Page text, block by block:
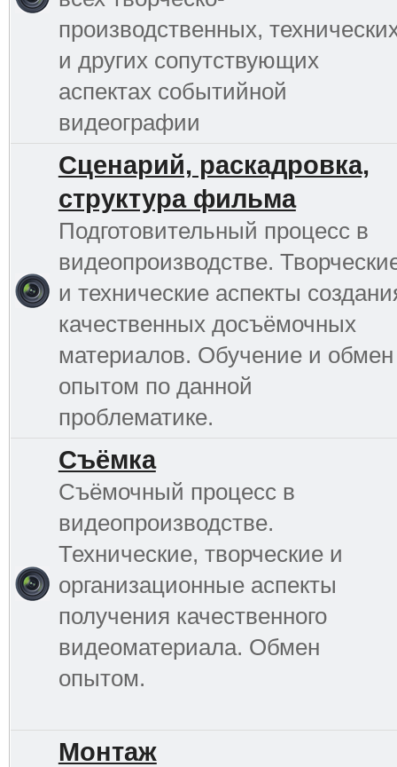
производственных,
и других сопутствующих
аспектах событийной
видеографии
Сценарий, раскадровка,
структура фильма
Подготовительный процесс в
видеопроизводстве.
и технические аспекты
качественных досъёмочных
материалов. Обучение и обмен
опытом по данной
проблематике.
Съёмка
Съёмочный процесс в
видеопроизводстве.
Технические, творческие и
организационные аспекты
получения качественного
видеоматериала. Обмен
опытом.
Монтаж